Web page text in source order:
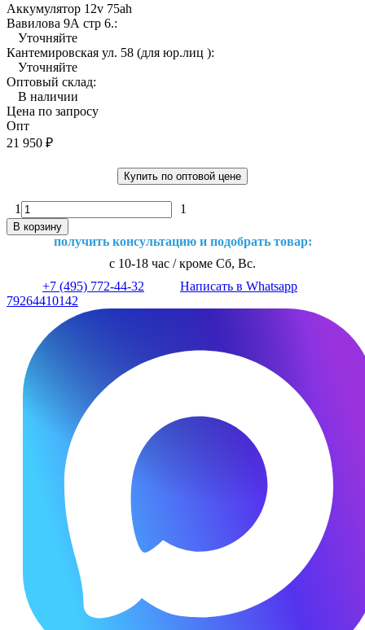
Аккумулятор 12v 75ah
Вавилова 9А стр 6.:
Уточняйте
Кантемировская ул. 58 (для юр.лиц ):
Уточняйте
Оптовый склад:
В наличии
Цена по запросу
Опт
21 950 ₽
Купить по оптовой цене
1 1
В корзину
получить консультацию и подобрать товар:
с 10-18 час / кроме Сб, Вс.
+7 (495) 772-44-32
Написать в Whatsapp
79264410142